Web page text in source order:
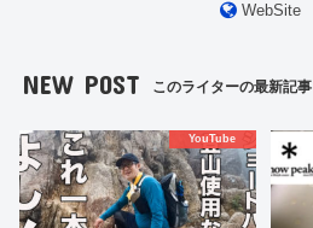
WebSite
NEW POST このライターの最新記事
YouTube